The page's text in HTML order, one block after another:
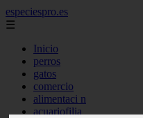
especiespro.es
☰
Inicio
perros
gatos
comercio
alimentaci n
acuariofilia